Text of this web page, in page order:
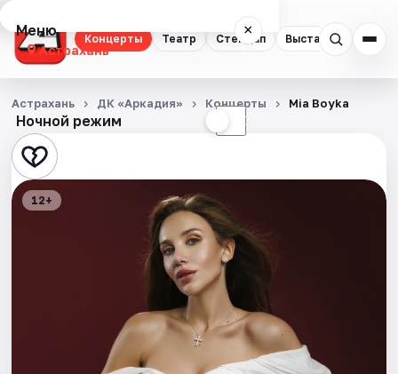
Концерты Театр Стендап Выставки
Меню ×
Астрахань
Концерты
Театр
Стендап
Ночной режим ☾
Астрахань ДК «Аркадия» Концерты Mia Boyka
12+